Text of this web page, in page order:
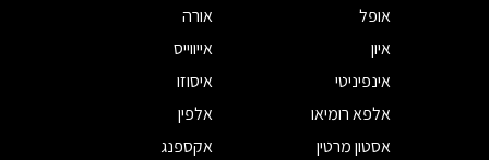
אופל
אורה
איון
אייווייס
אינפיניטי
איסוזו
אלפא רומיאו
אלפין
אסטון מרטין
אקספנג